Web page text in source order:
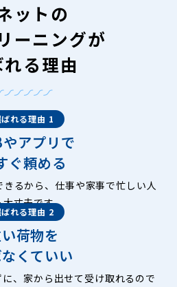
ットの
ーニングが
る理由
ばれる理由 1
アプリで
ぐ頼める
るから、仕事や家事で忙しい人
大丈夫です。
ばれる理由 2
荷物を
くていい
、家から出せて受け取れるので